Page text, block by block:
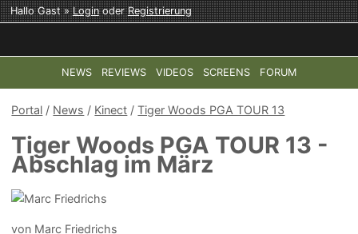
Hallo Gast »LoginoderRegistrierung
NEWS REVIEWS VIDEOS SCREENS FORUM
TOP-THEMEN: COD: MODERN WARFARE 4 HALO:
Portal / News / Kinect /Tiger Woods PGA TOUR 13
Tiger Woods PGA TOUR 13 -
Abschlag im März
von Marc Friedrichs